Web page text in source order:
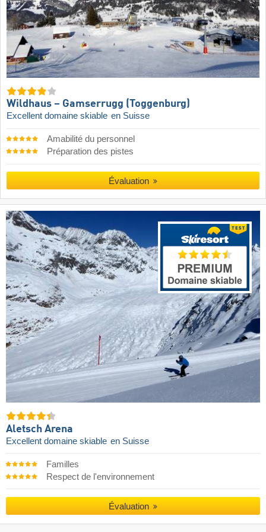
Wildhaus – Gamserrugg (Toggenburg)
Excellent domaine skiable en Suisse
Amabilité du personnel
Préparation des pistes
Évaluation
Aletsch Arena
Excellent domaine skiable en Suisse
Familles
Respect de l'environnement
Évaluation